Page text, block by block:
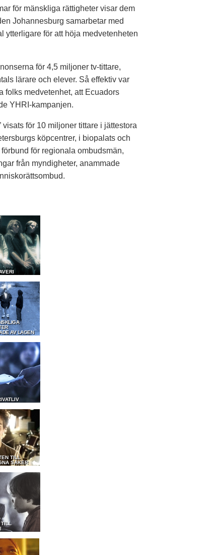
för mänskliga rättigheter visar dem
Johannesburg samarbetar med
ytterligare för att höja medvetenheten
för 4,5 miljoner tv-tittare,
lärare och elever. Så effektiv var
folks medvetenhet, att Ecuadors
YHRI-kampanjen.
visats för 10 miljoner tittare i jättestora
köpcentrer, i biopalats och
för regionala ombudsmän,
från myndigheter, anammade
AV LAGEN
TILL
SAKER